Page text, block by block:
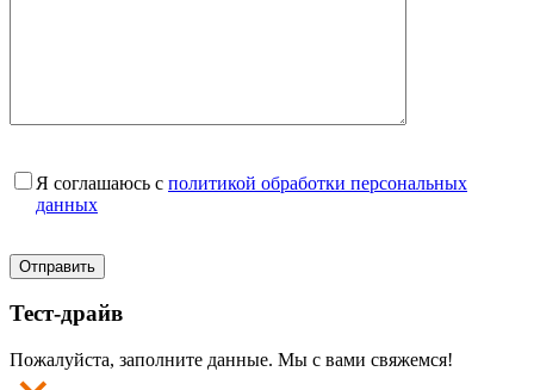
Я соглашаюсь с политикой обработки персональных
данных
Тест-драйв
Пожалуйста, заполните данные. Мы с вами свяжемся!